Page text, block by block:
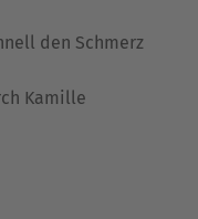
den Schmerz
Kamille